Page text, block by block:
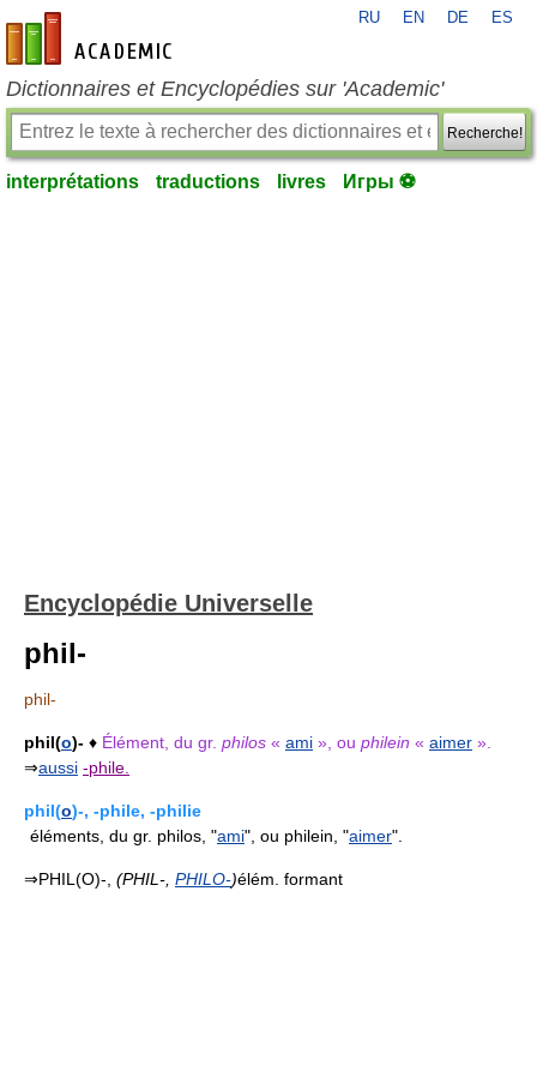
fr-academic.com
RU EN DE ES
Dictionnaires et Encyclopédies sur 'Academic'
Recherche!
interprétations traductions livres Игры ⚽
Encyclopédie Universelle
phil-
phil-
phil(o)- ♦ Élément, du gr. philos « ami », ou philein « aimer ».
⇒aussi -phile.
phil(o)-, -phile, -philie
éléments, du gr. philos, "ami", ou philein, "aimer".
⇒PHIL(O)-, (PHIL-, PHILO-)élém. formant